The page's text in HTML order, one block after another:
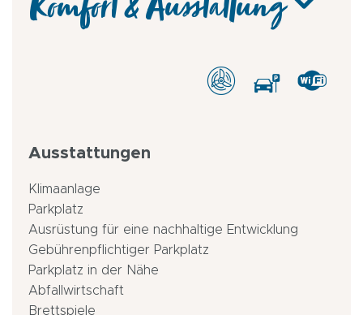
Komfort & Ausstattung
Ausstattungen
Klimaanlage
Parkplatz
Ausrüstung für eine nachhaltige Entwicklung
Gebührenpflichtiger Parkplatz
Parkplatz in der Nähe
Abfallwirtschaft
Brettspiele